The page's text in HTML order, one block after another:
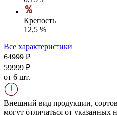
Крепость
12,5 %
Все характеристики
64999 ₽
59999 ₽
от 6 шт.
Внешний вид продукции,
могут отличаться от указанных